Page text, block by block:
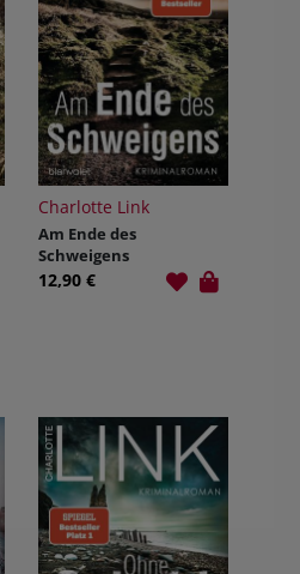
Charlotte Link
Am Ende des
Schweigens
12,90 €